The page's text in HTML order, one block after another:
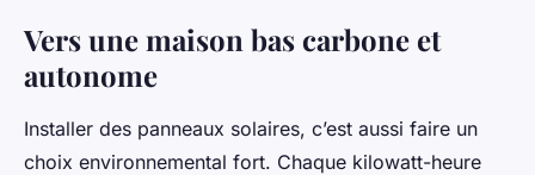
Vers une maison bas carbone et
autonome
Installer des panneaux solaires, c’est aussi faire un
choix environnemental fort. Chaque kilowatt-heure